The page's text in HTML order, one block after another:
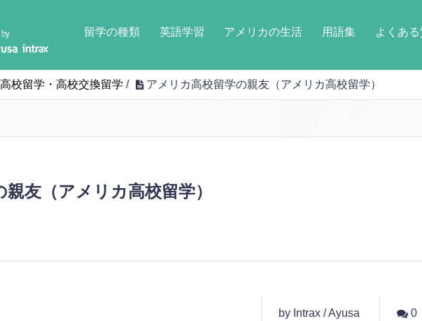
留学の種類 英語学習 アメリカの生活 用語集 よくあ
高校留学・高校交換留学 / アメリカ高校留学の親友（アメリカ高校留学）
友（アメリカ高校留学）
by Intrax / Ayusa 0